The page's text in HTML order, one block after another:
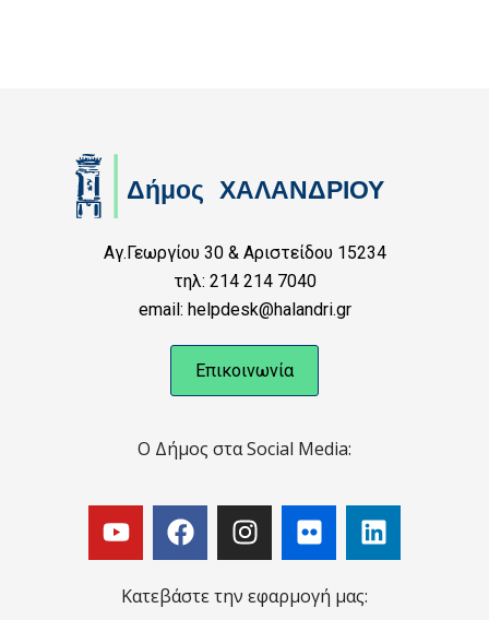
Αγ.Γεωργίου 30 & Αριστείδου 15234
τηλ: 214 214 7040
email: helpdesk@halandri.gr
Επικοινωνία
Ο Δήμος στα Social Media:
Κατεβάστε την εφαρμογή μας: